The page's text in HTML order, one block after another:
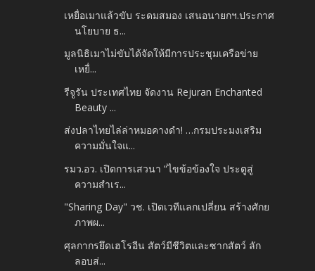
เหยื่อเมาแล้วขับ ระดมสมอง เสนอนายกฯ.ประกาศ
นโยบาย ธ...
มูลนิธิเมาไม่ขับได้จัดให้มีการประชุมเครือข่าย
เหยื่...
รีจูรัน ประเทศไทย จัดงาน Rejuran Enchanted
Beauty ...
ส่งปลาไทยไล่ล่าหมอคางดำ! …กรมประมงเสริม
ความมั่นใจแ...
รมว.อว. เปิดการเสวนา “ไขข้อข้องใจ ประตูสู่
ความสำเร...
"Sharing Day" วช. เปิดเวทีแลกเปลี่ยน สร้างศักย
ภาพผ...
ศุลกากรยึดเฮโรอีน สัตว์มีชีวิตและซากสัตว์ ลัก
ลอบส่...